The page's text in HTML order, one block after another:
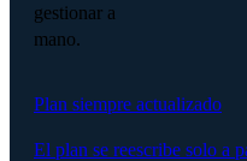
gestionar a
mano.
Plan siempre actualizado
El plan se reescribe solo a